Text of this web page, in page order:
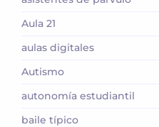
Aula 21
aulas digitales
Autismo
autonomía estudiantil
baile típico